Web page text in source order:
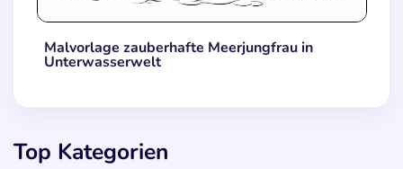
Malvorlage zauberhafte Meerjungfrau in
Unterwasserwelt
Top Kategorien